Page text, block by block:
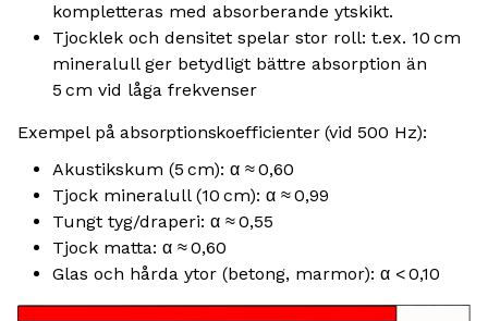
kompletteras med absorberande ytskikt.
Tjocklek och densitet spelar stor roll: t.ex. 10 cm
mineralull ger betydligt bättre absorption än
5 cm vid låga frekvenser
Exempel på absorptionskoefficienter (vid 500 Hz):
Akustikskum (5 cm): α ≈ 0,60
Tjock mineralull (10 cm): α ≈ 0,99
Tungt tyg/draperi: α ≈ 0,55
Tjock matta: α ≈ 0,60
Glas och hårda ytor (betong, marmor): α < 0,10